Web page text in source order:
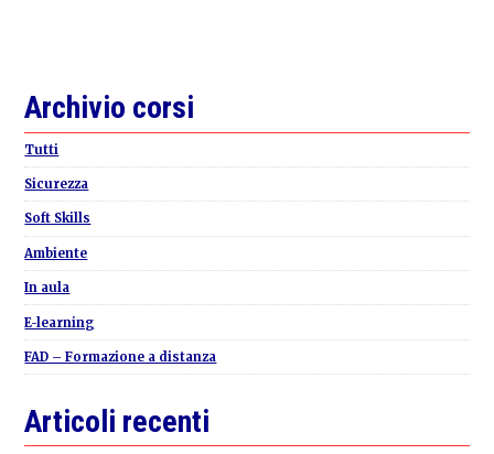
Primary
Sidebar
Archivio corsi
Tutti
Sicurezza
Soft Skills
Ambiente
In aula
E-learning
FAD – Formazione a distanza
Articoli recenti